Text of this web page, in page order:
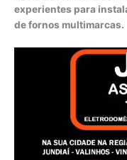
experientes para
de fornos multimarcas.